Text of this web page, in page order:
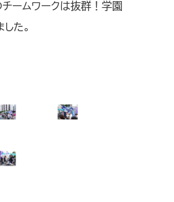
ームワークは抜群！学園
た。